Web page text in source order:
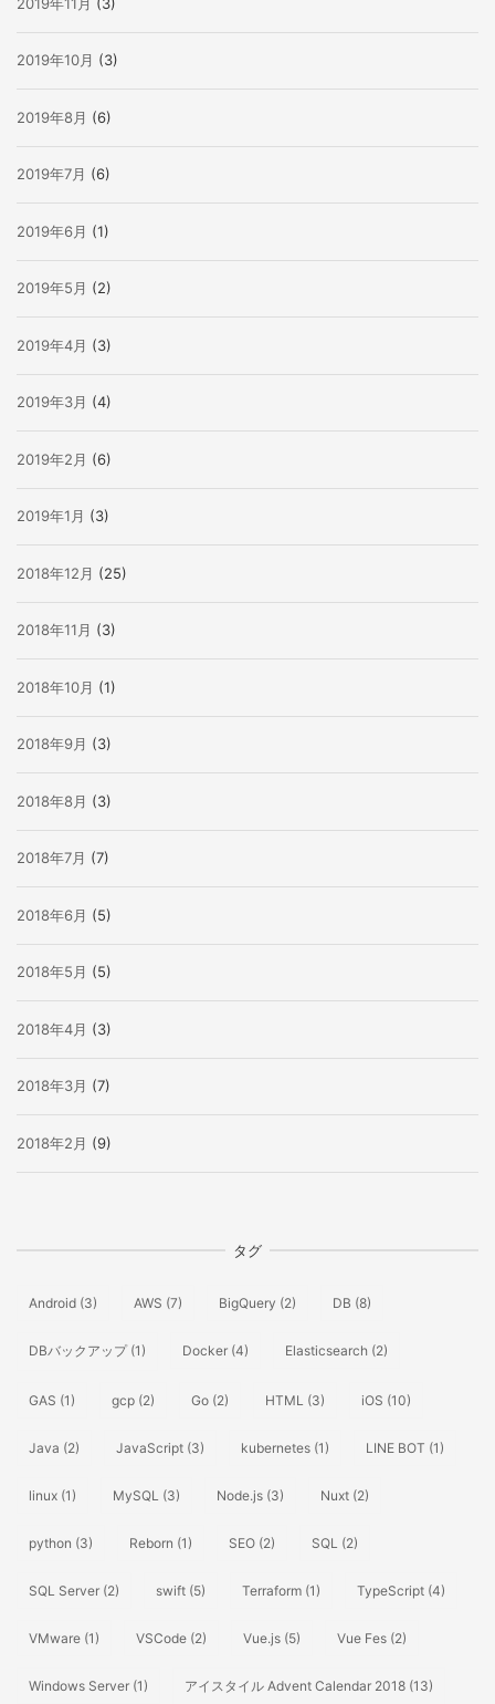
2019年10月 (3)
2019年8月 (6)
2019年7月 (6)
2019年6月 (1)
2019年5月 (2)
2019年4月 (3)
2019年3月 (4)
2019年2月 (6)
2019年1月 (3)
2018年12月 (25)
2018年11月 (3)
2018年10月 (1)
2018年9月 (3)
2018年8月 (3)
2018年7月 (7)
2018年6月 (5)
2018年5月 (5)
2018年4月 (3)
2018年3月 (7)
2018年2月 (9)
タグ
Android (3) AWS (7) BigQuery (2) DB (8)
DBバックアップ(1) Docker (4) Elasticsearch (2)
GAS (1) gcp (2) Go (2) HTML (3) iOS (10)
Java (2) JavaScript (3) kubernetes (1) LINE BOT (1)
linux (1) MySQL (3) Node.js (3) Nuxt (2)
python (3) Reborn (1) SEO (2) SQL (2)
SQL Server (2) swift (5) Terraform (1) TypeScript (4)
VMware (1) VSCode (2) Vue.js (5) Vue Fes (2)
Windows Server (1) アイスタイル Advent Calendar 2018 (13)